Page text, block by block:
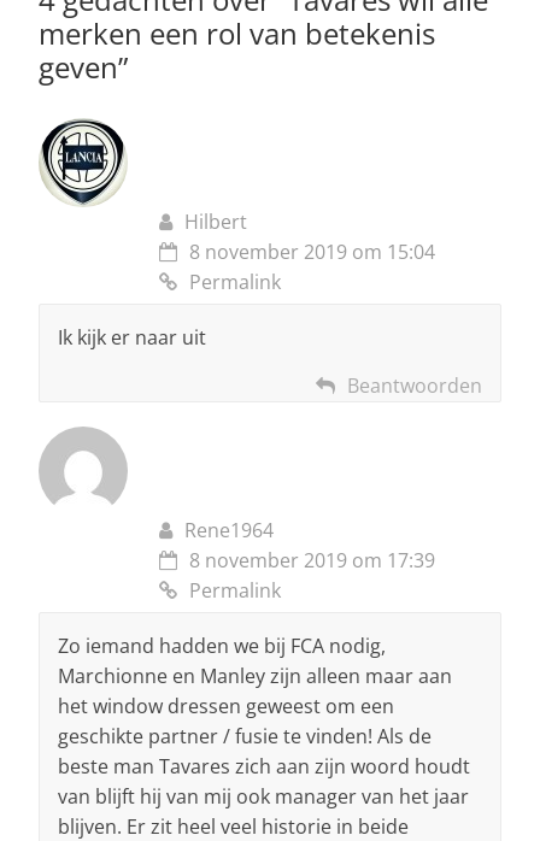
merken een rol van betekenis
geven”
Hilbert
8 november 2019 om 15:04
Permalink
Ik kijk er naar uit
Beantwoorden
Rene1964
8 november 2019 om 17:39
Permalink
Zo iemand hadden we bij FCA nodig,
Marchionne en Manley zijn alleen maar aan
het window dressen geweest om een
geschikte partner / fusie te vinden! Als de
beste man Tavares zich aan zijn woord houdt
van blijft hij van mij ook manager van het jaar
blijven. Er zit heel veel historie in beide